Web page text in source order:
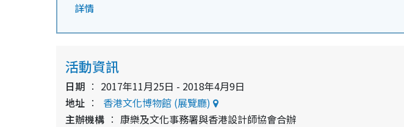
詳情
活動資訊
日期
2017年11月25日 - 2018年4月9日
地址
香港文化博物館 (展覽廳)
主辦機構
康樂及文化事務署與香港設計師協會合辦